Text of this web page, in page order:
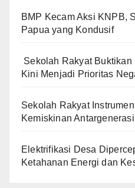
BMP Kecam Aksi KNPB,
Papua yang Kondusif
Sekolah Rakyat
Kini Menjadi Prioritas
Sekolah Rakyat
Kemiskinan Antargenerasi
Elektrifikasi Desa
Ketahanan Energi dan